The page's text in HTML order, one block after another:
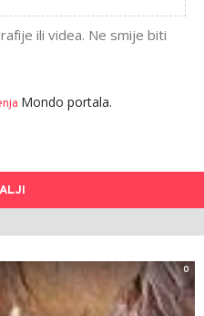
ili videa. Ne smije biti
Mondo portala.
0